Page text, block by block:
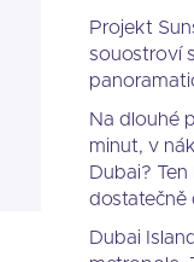
Projekt
souostroví
Na dlouhé
minut, v
Dubai?
dostatečně
Dubai